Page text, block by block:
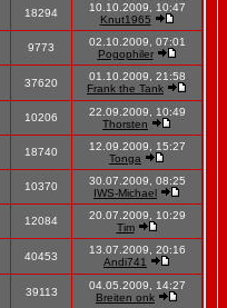
18294
10.10.2009, 10:47
Knut1965
9773
02.10.2009, 07:01
Pogophiler
37620
01.10.2009, 21:58
Frank the Tank
10206
22.09.2009, 10:49
Thorsten
18740
12.09.2009, 15:27
Tonga
10370
30.07.2009, 08:25
IWS-Michael
12084
20.07.2009, 10:29
Tim
40453
13.07.2009, 20:16
Andi741
39113
04.05.2009, 14:27
Breiten onk